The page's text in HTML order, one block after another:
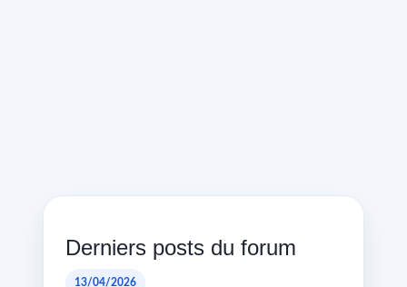
Derniers posts du forum
13/04/2026